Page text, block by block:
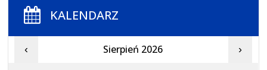
KALENDARZ
‹ Sierpień 2026 ›